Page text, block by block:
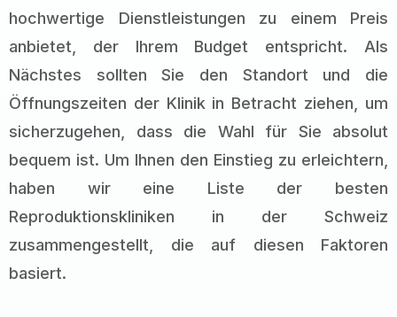
hochwertige Dienstleistungen zu einem Preis
anbietet, der Ihrem Budget entspricht. Als
Nächstes sollten Sie den Standort und die
Öffnungszeiten der Klinik in Betracht ziehen, um
sicherzugehen, dass die Wahl für Sie absolut
bequem ist. Um Ihnen den Einstieg zu erleichtern,
haben wir eine Liste der besten
Reproduktionskliniken in der Schweiz
zusammengestellt, die auf diesen Faktoren
basiert.